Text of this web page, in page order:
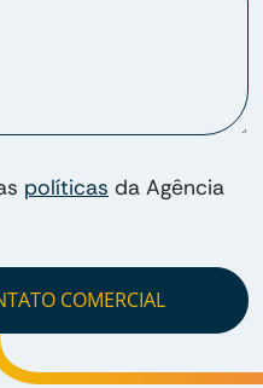
políticas da Agência
COMERCIAL